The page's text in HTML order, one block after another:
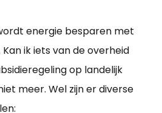
energie besparen met
ik iets van de overheid
op landelijk
meer. Wel zijn er diverse